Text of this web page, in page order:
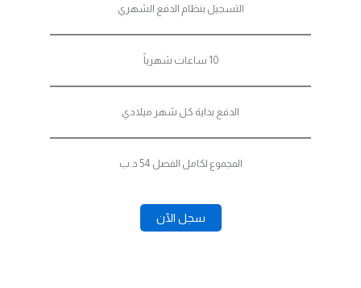
التسجيل بنظام الدفع الشهري
10 ساعات شهرياً
الدفع بداية كل شهر ميلادي
المجموع لكامل الفصل 54 د.ب
سجل الآن